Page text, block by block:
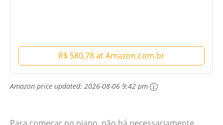
R$ 580,78 at Amazon.com.br
Amazon price updated: 2026-08-06 9:42 pm
Para começar no piano, não há necessariamente